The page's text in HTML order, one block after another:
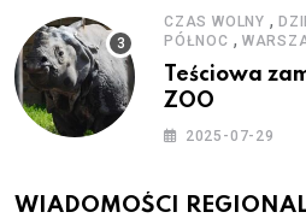
CZAS WOLNY ,
PÓŁNOC ,
Teściowa
ZOO
2025-07-29
WIADOMOŚCI